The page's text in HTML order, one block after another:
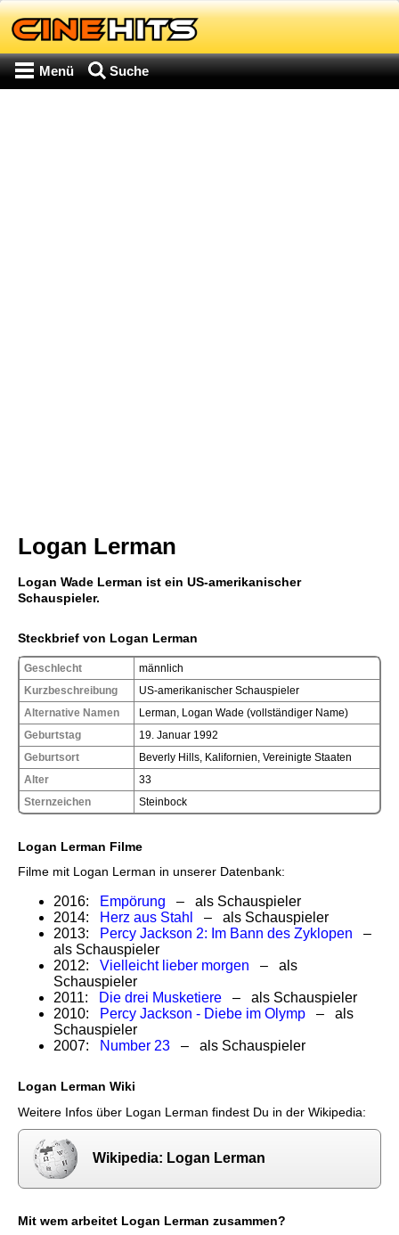
Menü Suche
Logan Lerman
Logan Wade Lerman ist ein US-amerikanischer
Schauspieler.
Steckbrief von Logan Lerman
Geschlecht
männlich
Kurzbeschreibung
US-amerikanischer Schauspieler
Alternative Namen
Lerman, Logan Wade (vollständiger Name)
Geburtstag
19. Januar 1992
Geburtsort
Beverly Hills, Kalifornien, Vereinigte Staaten
Alter
33
Sternzeichen
Steinbock
Logan Lerman Filme
Filme mit Logan Lerman in unserer Datenbank:
2016: Empörung – als Schauspieler
2014:
Herz aus Stahl
– als Schauspieler
2013:
Percy Jackson 2: Im Bann des Zyklopen –
als Schauspieler
2012: Vielleicht lieber morgen – als
Schauspieler
2011:
Die drei Musketiere – als Schauspieler
2010:
Percy Jackson - Diebe im Olymp – als
Schauspieler
2007:
Number 23 – als Schauspieler
Logan Lerman Wiki
Weitere Infos über Logan Lerman findest Du in der Wikipedia:
Wikipedia: Logan Lerman
Mit wem arbeitet Logan Lerman zusammen?